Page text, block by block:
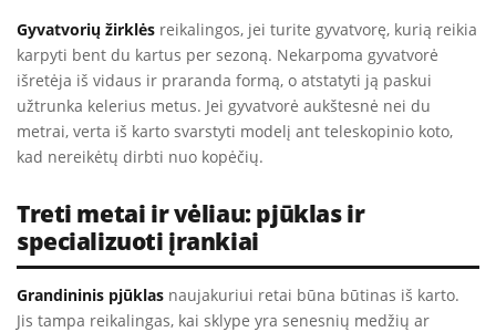
Gyvatvorių žirklės reikalingos, jei turite gyvatvorę, kurią reikia
karpyti bent du kartus per sezoną. Nekarpoma gyvatvorė
išretėja iš vidaus ir praranda formą, o atstatyti ją paskui
užtrunka kelerius metus. Jei gyvatvorė aukštesnė nei du
metrai, verta iš karto svarstyti modelį ant teleskopinio koto,
kad nereikėtų dirbti nuo kopėčių.
Treti metai ir vėliau: pjūklas ir
specializuoti įrankiai
Grandininis pjūklas naujakuriui retai būna būtinas iš karto.
Jis tampa reikalingas, kai sklype yra senesnių medžių ar